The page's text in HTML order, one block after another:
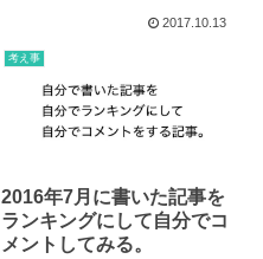
2017.10.13
考え事
2016年7月に書いた記事を
ランキングにして自分でコ
メントしてみる。